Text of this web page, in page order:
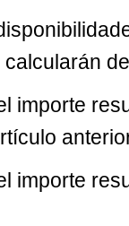
importe
importe